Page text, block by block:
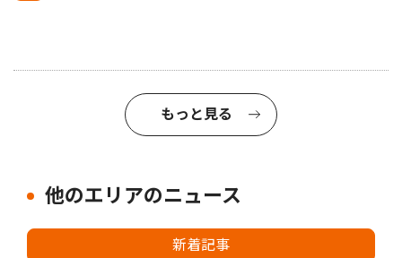
もっと見る
他のエリアのニュース
新着記事